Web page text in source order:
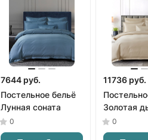
7644 руб.
Постельное бельё
Лунная соната
0
11736 руб.
Золотая
0